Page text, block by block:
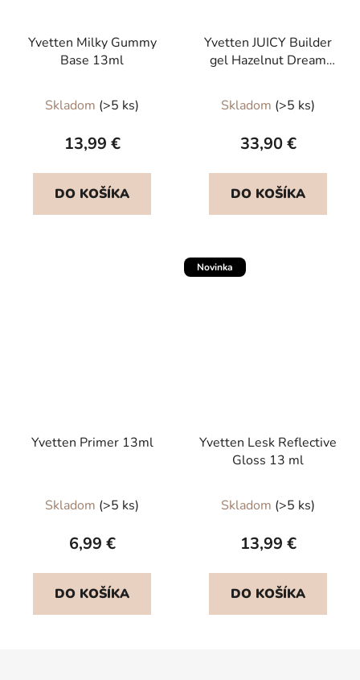
Yvetten Milky Gummy
Base 13ml
Skladom (>5 ks)
13,99 €
DO KOŠÍKA
Yvetten JUICY Builder
gel Hazelnut Dream
hodnotenie
produktu
5,0
z
Skladom (>5 ks)
33,90 €
DO KOŠÍKA
Yvetten Primer 13ml
hodnotenie
produktu
5,0
z
Skladom (>5 ks)
6,99 €
DO KOŠÍKA
Novinka
Yvetten Lesk Reflective
Gloss 13 ml
Skladom (>5 ks)
13,99 €
DO KOŠÍKA